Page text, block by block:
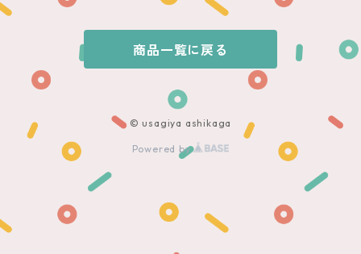
単帯
商品一覧に戻る
© usagiya ashikaga
Powered by